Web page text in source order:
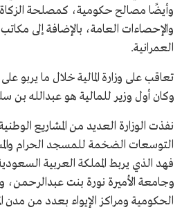
وأيضًا مصالح حكومية، كمصلحة الزكاة
والإحصاءات العامة، بالإضافة إلى
العمرانية.
وكان أول وزير للمالية هو عبدالله بن
نفذت الوزارة العديد من المشاريع
التوسعات الضخمة للمسجد الحرام
فهد الذي يربط المملكة العربية
وجامعة الأميرة نورة بنت عبدالرحمن،
الحكومية ومراكز الإيواء بعدد من مدن